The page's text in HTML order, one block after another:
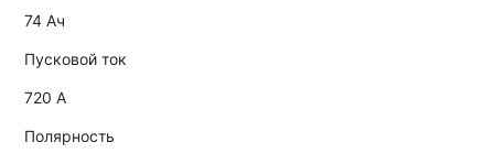
74 Ач
Пусковой ток
720 А
Полярность